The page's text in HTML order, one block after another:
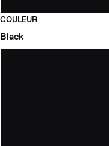
COULEUR
Black